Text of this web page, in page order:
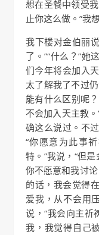
想在圣餐中领受
止你这么做。”我
我下楼对金伯丽
了。”“什么？”她
们今年将会加入
太了解我了不过
能有什么区别呢
不会加入天主教
确这么说过。不
“你愿意为此事
特。”我说，“但
你不愿意和我讨
的话，我会觉得
爱我，从不会用
说，“我会向主祈
我，我觉得自己